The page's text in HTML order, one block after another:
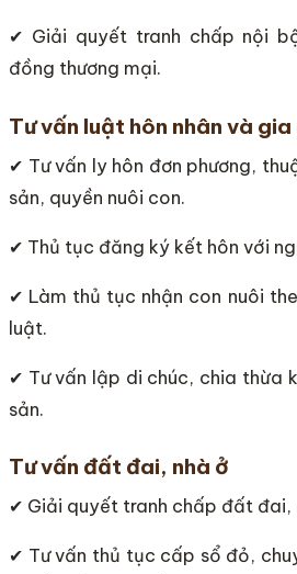
✔ Giải quyết tranh chấp nội
đồng thương mại.
Tư vấn luật hôn nhân và gia
✔ Tư vấn ly hôn đơn phương,
sản, quyền nuôi con.
✔ Thủ tục đăng ký kết hôn với
✔ Làm thủ tục nhận con nuôi
luật.
✔ Tư vấn lập di chúc, chia thừa
sản.
Tư vấn đất đai, nhà ở
✔ Giải quyết tranh chấp đất đai,
✔ Tư vấn thủ tục cấp sổ đỏ,